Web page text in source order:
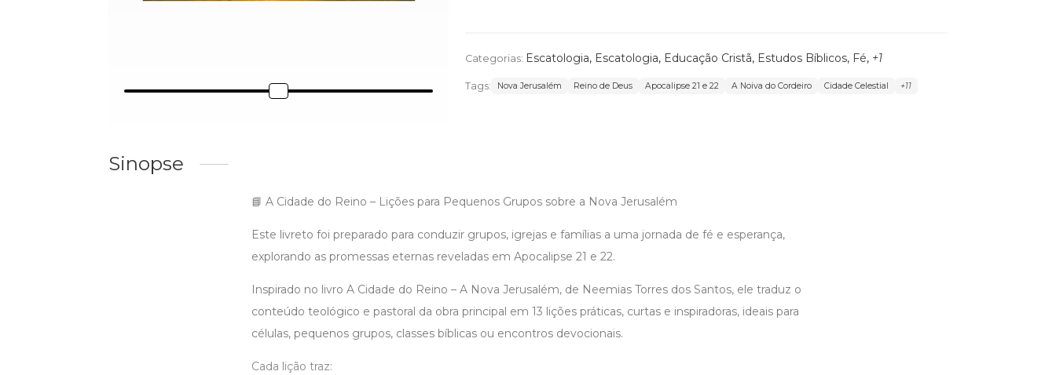
Categorias: Escatologia, Escatologia, Educação Cristã, Estudos Bíblicos, Fé, +1
Tags: Nova Jerusalém Reino de Deus Apocalipse 21 e 22 A Noiva do Cordeiro Cidade Celestial +11
Sinopse
📘 A Cidade do Reino – Lições para Pequenos Grupos sobre a Nova Jerusalém
Este livreto foi preparado para conduzir grupos, igrejas e famílias a uma jornada de fé e esperança,
explorando as promessas eternas reveladas em Apocalipse 21 e 22.
Inspirado no livro A Cidade do Reino – A Nova Jerusalém, de Neemias Torres dos Santos, ele traduz o
conteúdo teológico e pastoral da obra principal em 13 lições práticas, curtas e inspiradoras, ideais para
células, pequenos grupos, classes bíblicas ou encontros devocionais.
Cada lição traz: